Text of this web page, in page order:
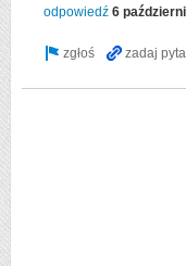
odpowiedź 6